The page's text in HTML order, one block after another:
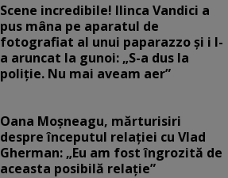
Scene incredibile! Ilinca Vandici a
pus mâna pe aparatul de
fotografiat al unui paparazzo și i l-
a aruncat la gunoi: „S-a dus la
poliție. Nu mai aveam aer”
Oana Moșneagu, mărturisiri
despre începutul relației cu Vlad
Gherman: „Eu am fost îngrozită de
aceasta posibilă relație”